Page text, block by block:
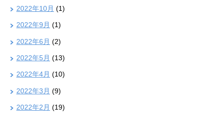
2022年10月 (1)
2022年9月 (1)
2022年6月 (2)
2022年5月 (13)
2022年4月 (10)
2022年3月 (9)
2022年2月 (19)